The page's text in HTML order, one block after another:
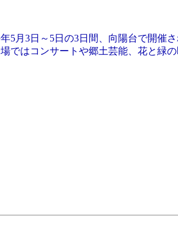
5月3日～5日の3日間、向陽台で開催さ
ではコンサートや郷土芸能、花と緑